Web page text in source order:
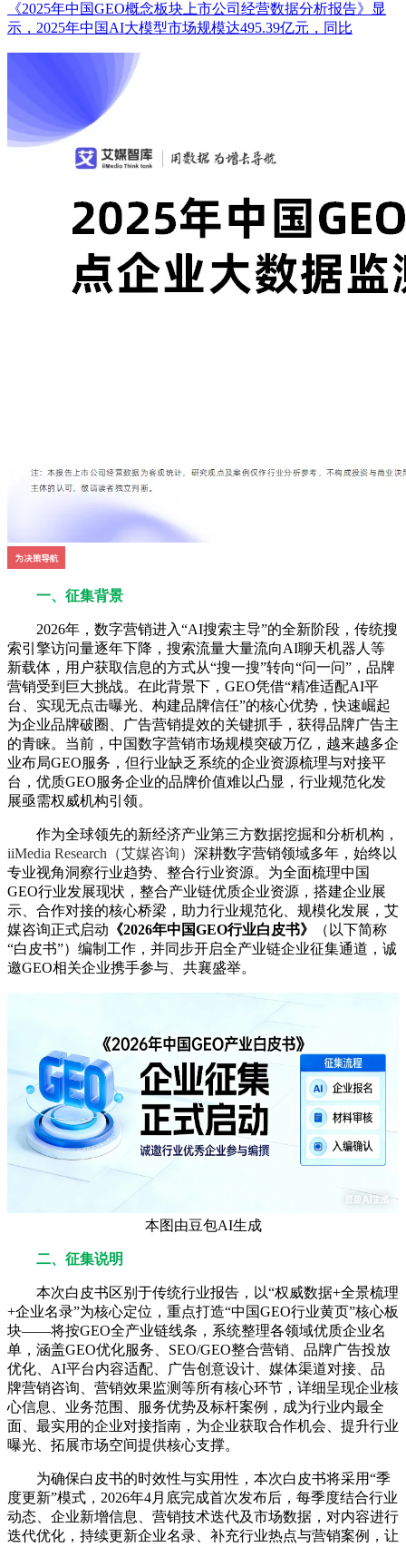
《2025年中国GEO概念板块上市公司经营数据分析报告》显
示，2025年中国AI大模型市场规模达495.39亿元，同比
一、征集背景
2026年，数字营销进入“AI搜索主导”的全新阶段，传统搜
索引擎访问量逐年下降，搜索流量大量流向AI聊天机器人等
新载体，用户获取信息的方式从“搜一搜”转向“问一问”，品牌
营销受到巨大挑战。在此背景下，GEO凭借“精准适配AI平
台、实现无点击曝光、构建品牌信任”的核心优势，快速崛起
为企业品牌破圈、广告营销提效的关键抓手，获得品牌广告主
的青睐。当前，中国数字营销市场规模突破万亿，越来越多企
业布局GEO服务，但行业缺乏系统的企业资源梳理与对接平
台，优质GEO服务企业的品牌价值难以凸显，行业规范化发
展亟需权威机构引领。
作为全球领先的新经济产业第三方数据挖掘和分析机构，
iiMedia Research（艾媒咨询） 深耕数字营销领域多年，始终以
专业视角洞察行业趋势、整合行业资源。为全面梳理中国
GEO行业发展现状，整合产业链优质企业资源，搭建企业展
示、合作对接的核心桥梁，助力行业规范化、规模化发展，艾
媒咨询正式启动 《2026年中国GEO行业白皮书》
（以下简称
“白皮书”）编制工作，并同步开启全产业链企业征集通道，诚
邀GEO相关企业携手参与、共襄盛举。
本图由豆包AI生成
二、征集说明
本次白皮书区别于传统行业报告，以“权威数据+全景梳理
+企业名录”为核心定位，重点打造“中国GEO行业黄页”核心板
块——将按GEO全产业链线条，系统整理各领域优质企业名
单，涵盖GEO优化服务、SEO/GEO整合营销、品牌广告投放
优化、AI平台内容适配、广告创意设计、媒体渠道对接、品
牌营销咨询、营销效果监测等所有核心环节，详细呈现企业核
心信息、业务范围、服务优势及标杆案例，成为行业内最全
面、最实用的企业对接指南，为企业获取合作机会、提升行业
曝光、拓展市场空间提供核心支撑。
为确保白皮书的时效性与实用性，本次白皮书将采用“季
度更新”模式，2026年4月底完成首次发布后，每季度结合行业
动态、企业新增信息、营销技术迭代及市场数据，对内容进行
迭代优化，持续更新企业名录、补充行业热点与营销案例，让